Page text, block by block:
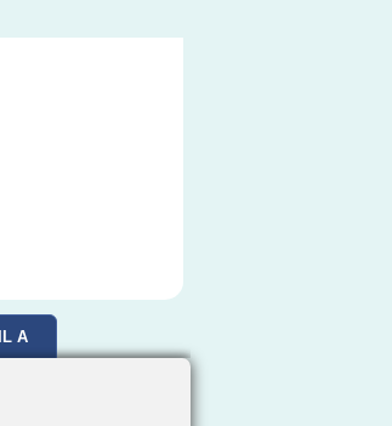
A